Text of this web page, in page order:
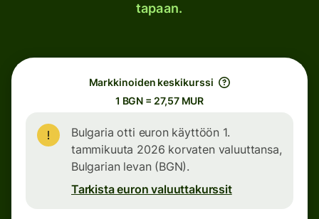
tapaan.
Markkinoiden keskikurssi
1 BGN = 27,57 MUR
Bulgaria otti euron käyttöön 1.
tammikuuta 2026 korvaten valuuttansa,
Bulgarian levan (BGN).
Tarkista euron valuuttakurssit